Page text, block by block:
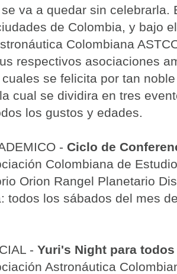
va a quedar sin celebrarla.
de Colombia, y bajo
Colombiana
respectivos asociaciones
se felicita por tan
cual se dividira en tres
los gustos y edades.
- Ciclo de
Colombiana de
Orion Rangel Planetario
todos los sábados del mes
- Yuri's Night para todos
Astronáutica